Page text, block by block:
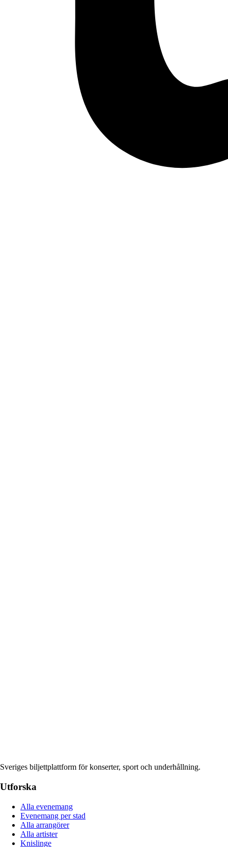
Sveriges biljettplattform för konserter, sport och underhållning.
Utforska
Alla evenemang
Evenemang per stad
Alla arrangörer
Alla artister
Knislinge